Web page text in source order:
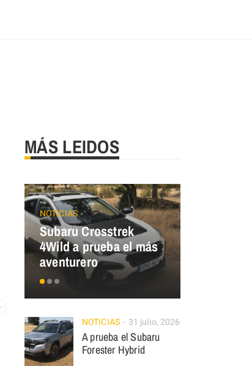
MÁS LEIDOS
NOTICIAS
Subaru Crosstrek
4Wild a prueba el más
aventurero
NOTICIAS 31 julio, 2026
A prueba el Subaru
Forester Hybrid